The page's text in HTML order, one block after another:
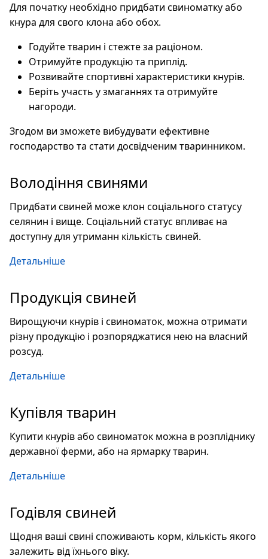
Для початку необхідно придбати свиноматку або
кнура для свого клона або обох.
Годуйте тварин і стежте за раціоном.
Отримуйте продукцію та приплід.
Розвивайте спортивні характеристики кнурів.
Беріть участь у змаганнях та отримуйте
нагороди.
Згодом ви зможете вибудувати ефективне
господарство та стати досвідченим тваринником.
Володіння свинями
Придбати свиней може клон соціального статусу
селянин і вище. Соціальний статус впливає на
доступну для утриманн кількість свиней.
Детальніше
Продукція свиней
Вирощуючи кнурів і свиноматок, можна отримати
різну продукцію і розпоряджатися нею на власний
розсуд.
Детальніше
Купівля тварин
Купити кнурів або свиноматок можна в розпліднику
державної ферми, або на ярмарку тварин.
Детальніше
Годівля свиней
Щодня ваші свині споживають корм, кількість якого
залежить від їхнього віку.